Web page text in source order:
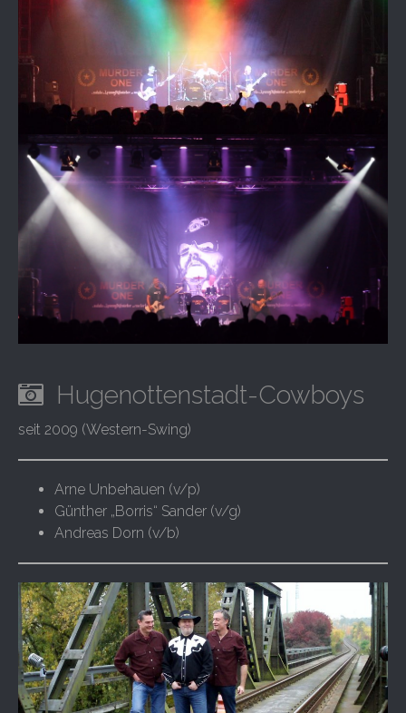
Hugenottenstadt-Cowboys
seit 2009 (Western-Swing)
Arne Unbehauen (v/p)
Günther „Borris“ Sander (v/g)
Andreas Dorn (v/b)